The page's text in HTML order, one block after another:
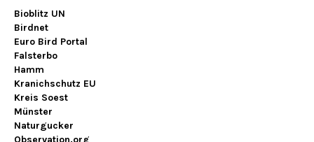
Bioblitz UN
Birdnet
Euro Bird Portal
Falsterbo
Hamm
Kranichschutz EU
Kreis Soest
Münster
Naturgucker